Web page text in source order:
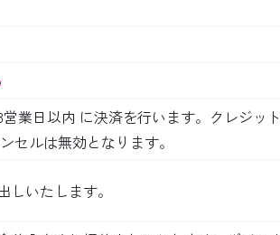
業日以内 に決済を行います。クレジッ
セルは無効となります。
いたします。